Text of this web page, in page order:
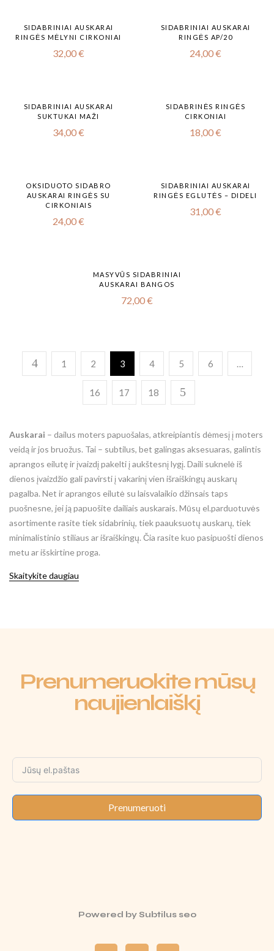
SIDABRINIAI AUSKARAI
RINGĖS MĖLYNI CIRKONIAI
32,00€
SIDABRINIAI AUSKARAI
RINGĖS AP/20
24,00€
SIDABRINIAI AUSKARAI
SUKTUKAI MAŽI
34,00€
SIDABRINĖS RINGĖS
CIRKONIAI
18,00€
OKSIDUOTO SIDABRO
AUSKARAI RINGĖS SU
CIRKONIAIS
24,00€
SIDABRINIAI AUSKARAI
RINGĖS EGLUTĖS – DIDELI
31,00€
MASYVŪS SIDABRINIAI
AUSKARAI BANGOS
72,00€
1 2 3 4 5 6 …
16 17 18
Auskarai – dailus moters papuošalas, atkreipiantis dėmesį į moters
veidą ir jos bruožus. Tai – subtilus, bet galingas aksesuaras, galintis
aprangos eilutę ir įvaizdį pakelti į aukštesnį lygį. Daili suknelė iš
dienos įvaizdžio gali pavirsti į vakarinį vien išraiškingų auskarų
pagalba. Net ir aprangos eilutė su laisvalaikio džinsais taps
puošnesne, jei ją papuošite dailiais auskarais. Mūsų el.parduotuvės
asortimente rasite tiek sidabrinių, tiek paauksuotų auskarų, tiek
minimalistinio stiliaus ar išraiškingų. Čia rasite kuo pasipuošti dienos
metu ar išskirtine proga.
Skaitykite daugiau
Prenumeruokite mūsų
naujienlaiškį
Prenumeruoti
Powered bySubtilus seo